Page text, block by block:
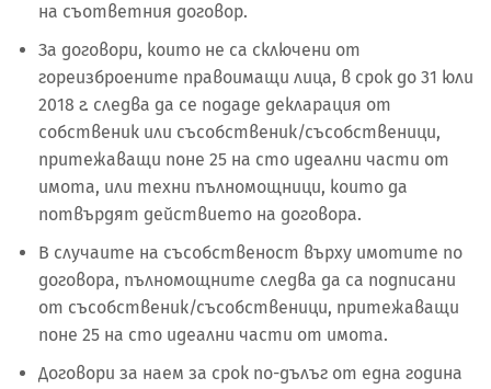
на съответния договор.
За договори, които не са сключени от
гореизброените правоимащи лица, в срок до 31 юли
2018 г. следва да се подаде декларация от
собственик или съсобственик/съсобственици,
притежаващи поне 25 на сто идеални части от
имота, или техни пълномощници, които да
потвърдят действието на договора.
В случаите на съсобственост върху имотите по
договора, пълномощните следва да са подписани
от съсобственик/съсобственици, притежаващи
поне 25 на сто идеални части от имота.
Договори за наем за срок по-дълъг от една година